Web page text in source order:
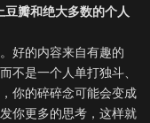
瓣和绝大多数的个人
好的内容来自有趣的
不是一个人单打独斗、
你的碎碎念可能会变成
你更多的思考，这样就